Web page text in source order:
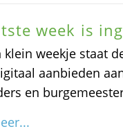
week is
klein weekje staat
aanbieden
en